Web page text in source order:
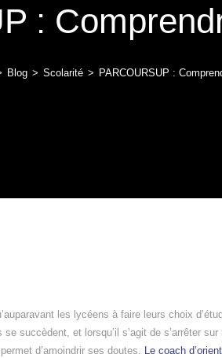
:
Blog > Scolarité > PARCOURSUP :
les lycéens à faire leurs choix
succèdent, et lorsqu’il s’agit de s’arrêter
d’amoindrir ses doutes. Le coach